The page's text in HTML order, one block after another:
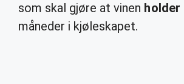
som skal gjøre at vinen holder
måneder i kjøleskapet.